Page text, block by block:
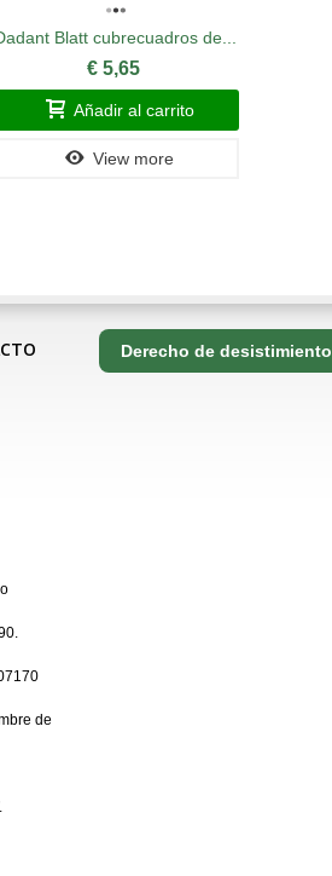
Blatt cubrecuadros de...
€ 5,65
Añadir al carrito
View more
de
Derecho de desistimiento